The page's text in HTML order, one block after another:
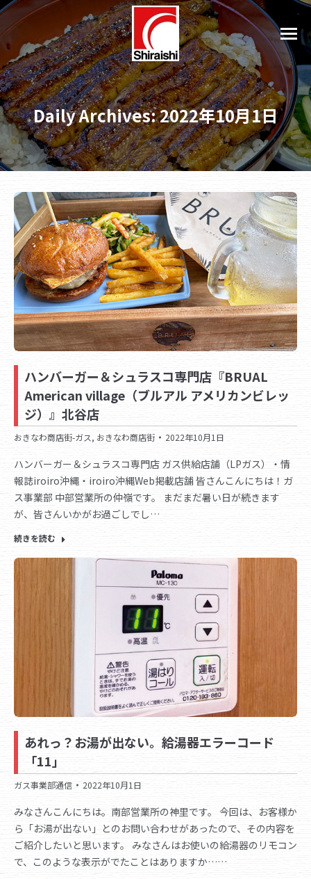
Daily Archives:2022年10月1日
ハンバーガー＆シュラスコ専門店『BRUAL
American village（ブルアル アメリカンビレッ
ジ）』北谷店
おきなわ商店街-ガス, おきなわ商店街 2022年10月1日
ハンバーガー＆シュラスコ専門店 ガス供給店舗（LPガス）・情
報誌iroiro沖縄・iroiro沖縄Web掲載店舗 皆さんこんにちは！ガ
ス事業部 中部営業所の仲嶺です。 まだまだ暑い日が続きます
が、皆さんいかがお過ごしでし…
続きを読む
あれっ？お湯が出ない。給湯器エラーコード
「11」
ガス事業部通信 2022年10月1日
みなさんこんにちは。南部営業所の神里です。 今回は、お客様か
ら「お湯が出ない」とのお問い合わせがあったので、その内容を
ご紹介したいと思います。 みなさんはお使いの給湯器のリモコン
で、このような表示がでたことはありますか……